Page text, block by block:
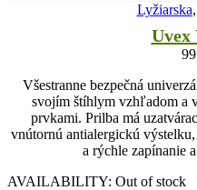
Lyžiarska,
Uvex
Všestranne bezpečná
svojím štíhlym vzhľadom a
prvkami. Prilba má
vnútornú antialergickú
a rýchle zapínanie
AVAILABILITY: Out of stock